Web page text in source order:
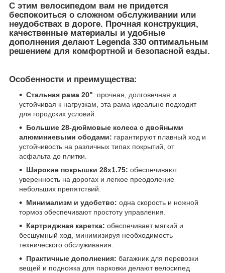
С этим велосипедом вам не придется
беспокоиться о сложном обслуживании или
неудобствах в дороге. Прочная конструкция,
качественные материалы и удобные
дополнения делают Legenda 330 оптимальным
решением для комфортной и безопасной езды.
Особенности и преимущества:
Стальная рама 20": прочная, долговечная и
устойчивая к нагрузкам, эта рама идеально подходит
для городских условий.
Большие 28-дюймовые колеса с двойными
алюминиевыми ободами: гарантируют плавный ход и
устойчивость на различных типах покрытий, от
асфальта до плитки.
Широкие покрышки 28x1.75: обеспечивают
уверенность на дорогах и легкое преодоление
небольших препятствий.
Минимализм и удобство: одна скорость и ножной
тормоз обеспечивают простоту управления.
Картриджная каретка: обеспечивает мягкий и
бесшумный ход, минимизируя необходимость
технического обслуживания.
Практичные дополнения: багажник для перевозки
вещей и подножка для парковки делают велосипед